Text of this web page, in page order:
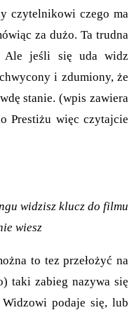
czytelnikowi czego ma
za dużo. Ta trudna
Ale jeśli się uda widz
i zdumiony, że
stanie. (wpis zawiera
Prestiżu więc czytajcie
widzisz klucz do filmu
wiesz
to tez przełożyć na
taki zabieg nazywa się
podaje się, lub